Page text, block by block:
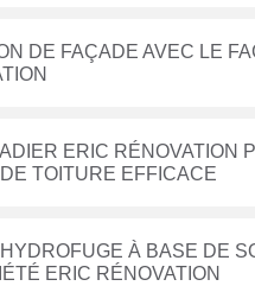
DE FAÇADE AVEC LE
ERIC RÉNOVATION
TOITURE EFFICACE
À BASE DE
ERIC RÉNOVATION